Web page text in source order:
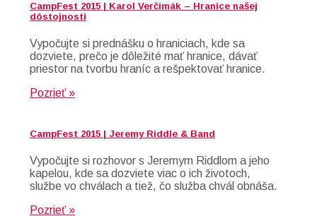
CampFest 2015 | Karol Verčimák – Hranice našej
dôstojnosti
Vypočujte si prednášku o hraniciach, kde sa
dozviete, prečo je dôležité mať hranice, dávať
priestor na tvorbu hraníc a rešpektovať hranice.
Pozrieť »
CampFest 2015 | Jeremy Riddle & Band
Vypočujte si rozhovor s Jeremym Riddlom a jeho
kapelou, kde sa dozviete viac o ich životoch,
službe vo chválach a tiež, čo služba chvál obnáša.
Pozrieť »